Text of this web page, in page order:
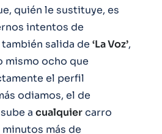
quién le sustituye, es
intentos de
también salida de ‘La Voz’,
mismo ocho que
el perfil
odiamos, el de
a cualquiercarro
más de